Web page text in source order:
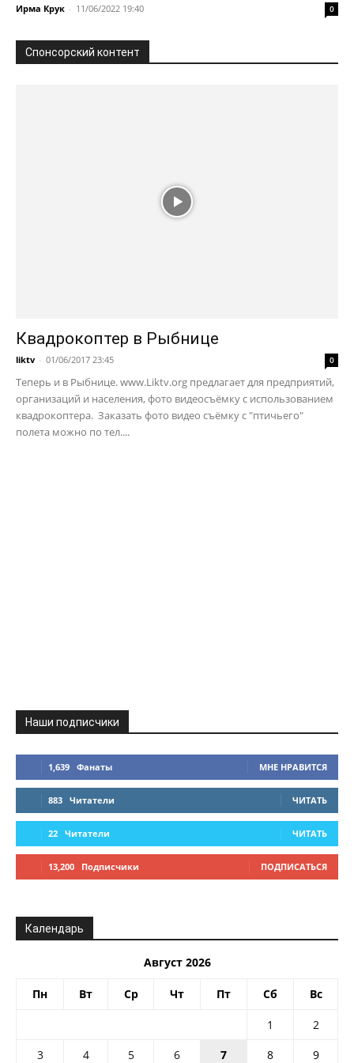
Ирма Крук - 11/06/2022 19:40 0
Спонсорский контент
Квадрокоптер в Рыбнице
liktv - 01/06/2017 23:45 0
Теперь и в Рыбнице. www.Liktv.org предлагает для предприятий,
организаций и населения, фото видеосъёмку с использованием
квадрокоптера. Заказать фото видео съёмку с "птичьего"
полета можно по тел....
Наши подписчики
1,639 Фанаты МНЕ НРАВИТСЯ
883 Читатели ЧИТАТЬ
22 Читатели ЧИТАТЬ
13,200 Подписчики ПОДПИСАТЬСЯ
Календарь
Август 2026
Пн Вт Ср Чт Пт Сб Вс
1
2
3
4 5 6 7 8 9